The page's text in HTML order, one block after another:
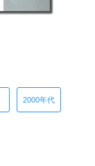
2000年代